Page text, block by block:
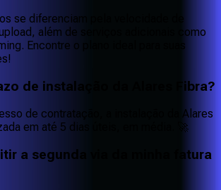
se diferenciam pela velocidade de
além de serviços adicionais como
Encontre o plano ideal para suas
de instalação da Alares Fibra?
de contratação, a instalação da Alares
em até 5 dias úteis, em média. 🚀
a segunda via da minha fatura